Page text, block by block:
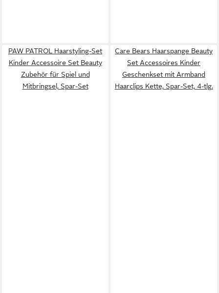
PAW PATROL Haarstyling-Set
Kinder Accessoire Set Beauty
Zubehör für Spiel und
Mitbringsel, Spar-Set
Care Bears Haarspange Beauty
Set Accessoires Kinder
Geschenkset mit Armband
Haarclips Kette, Spar-Set, 4-tlg.